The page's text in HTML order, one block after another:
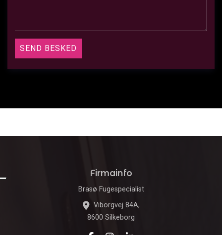
Firmainfo
Brasø Fugespecialist
Viborgvej 84A,
8600 Silkeborg